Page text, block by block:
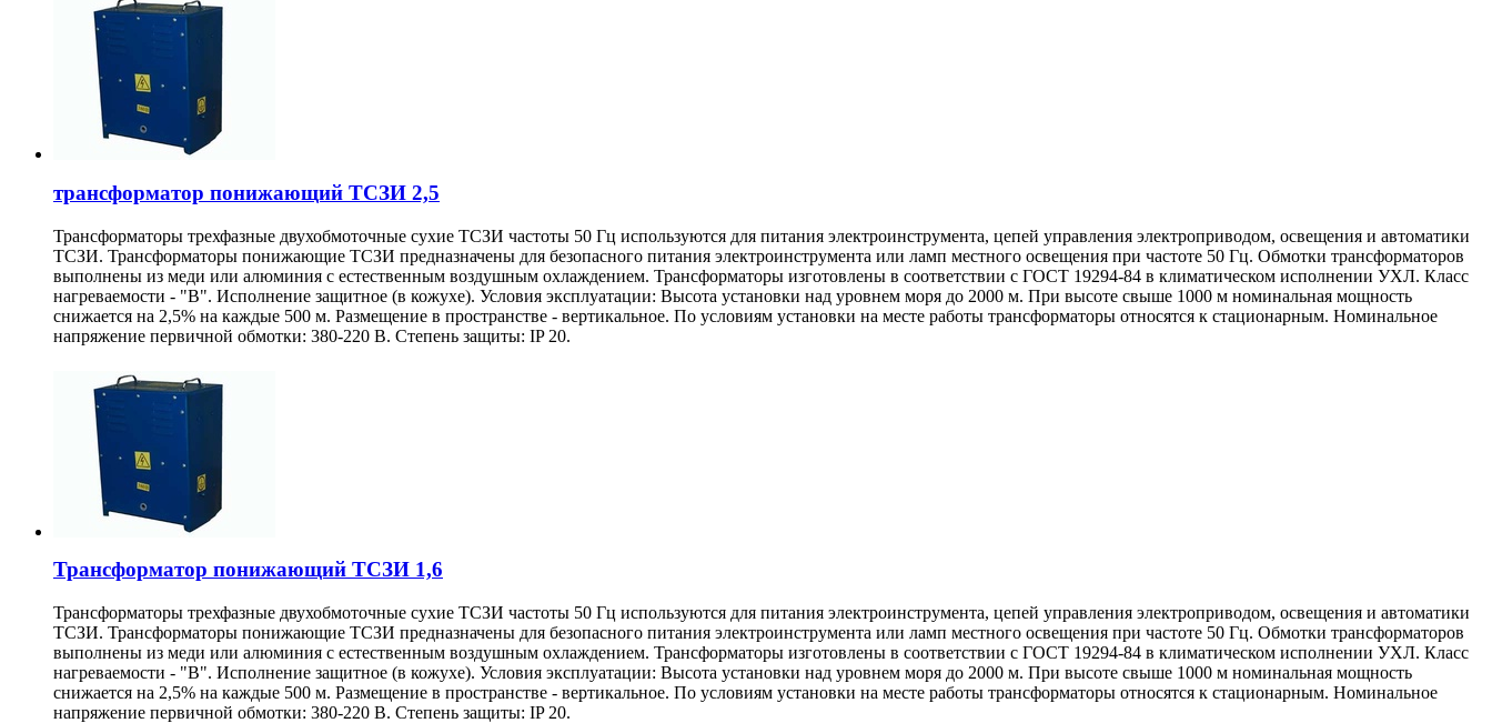
трансформатор понижающий ТСЗИ 2,5
Трансформаторы трехфазные двухобмоточные сухие ТСЗИ частоты 50 Гц используются для питания электроинструмента, цепей управления электроприводом, освещения и автоматики
ТСЗИ. Трансформаторы понижающие ТСЗИ предназначены для безопасного питания электроинструмента или ламп местного освещения при частоте 50 Гц. Обмотки трансформаторов
выполнены из меди или алюминия с естественным воздушным охлаждением. Трансформаторы изготовлены в соответствии с ГОСТ 19294-84 в климатическом исполнении УХЛ. Класс
нагреваемости - "В". Исполнение защитное (в кожухе). Условия эксплуатации: Высота установки над уровнем моря до 2000 м. При высоте свыше 1000 м номинальная мощность
снижается на 2,5% на каждые 500 м. Размещение в пространстве - вертикальное. По условиям установки на месте работы трансформаторы относятся к стационарным. Номинальное
напряжение первичной обмотки: 380-220 В. Степень защиты: IP 20.
Трансформатор понижающий ТСЗИ 1,6
Трансформаторы трехфазные двухобмоточные сухие ТСЗИ частоты 50 Гц используются для питания электроинструмента, цепей управления электроприводом, освещения и автоматики
ТСЗИ. Трансформаторы понижающие ТСЗИ предназначены для безопасного питания электроинструмента или ламп местного освещения при частоте 50 Гц. Обмотки трансформаторов
выполнены из меди или алюминия с естественным воздушным охлаждением. Трансформаторы изготовлены в соответствии с ГОСТ 19294-84 в климатическом исполнении УХЛ. Класс
нагреваемости - "В". Исполнение защитное (в кожухе). Условия эксплуатации: Высота установки над уровнем моря до 2000 м. При высоте свыше 1000 м номинальная мощность
снижается на 2,5% на каждые 500 м. Размещение в пространстве - вертикальное. По условиям установки на месте работы трансформаторы относятся к стационарным. Номинальное
напряжение первичной обмотки: 380-220 В. Степень защиты: IP 20.